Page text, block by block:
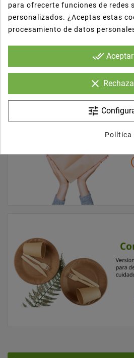
para ofrecerte funciones de redes
personalizados. ¿Aceptas estas
procesamiento de datos
done_all Aceptar
clear
tune
Política